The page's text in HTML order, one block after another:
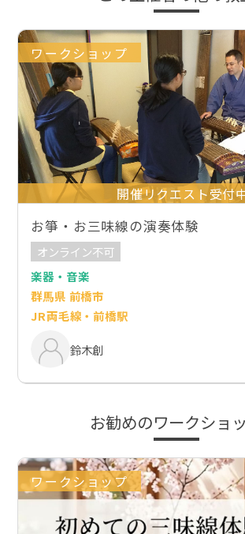
ワークショップ
開催リクエスト受付
お箏・お三味線の演奏体験
オンライン不可
楽器・音楽
群馬県 前橋市
JR両毛線・前橋駅
鈴木創
お勧めのワークショ
ワークショップ